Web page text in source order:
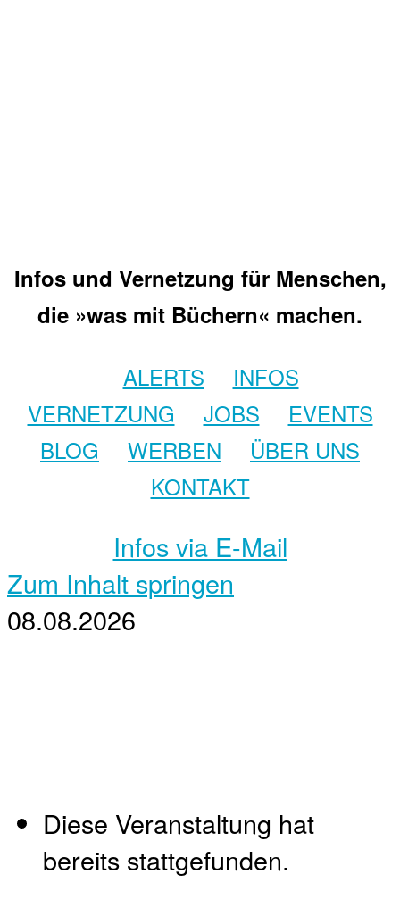
Infos und Vernetzung für Menschen,
die »was mit Büchern« machen.
ALERTS
INFOS
VERNETZUNG
JOBS
EVENTS
BLOG
WERBEN
ÜBER UNS
KONTAKT
Infos via E-Mail
Zum Inhalt springen
08.08.2026
Diese Veranstaltung hat
bereits stattgefunden.